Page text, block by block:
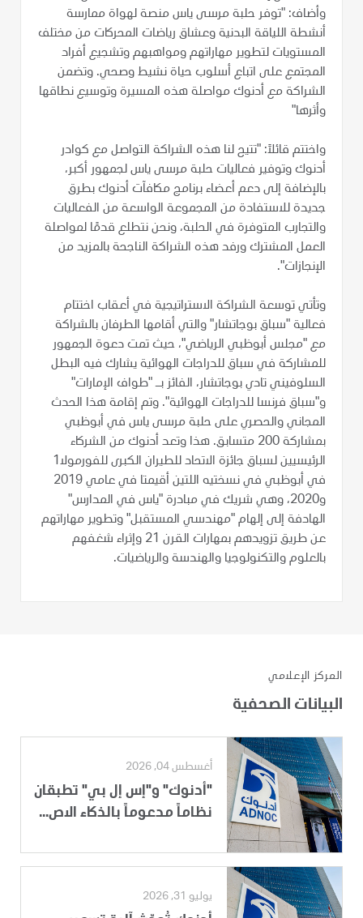
وأضاف: "توفر حلبة مرسى ياس منصة لهواة ممارسة
أنشطة اللياقة البدنية وعشاق رياضات المحركات من مختلف
المستويات لتطوير مهاراتهم ومواهبهم وتشجيع أفراد
المجتمع على اتباع أسلوب حياة نشيط وصحي. وتضمن
الشراكة مع أدنوك مواصلة هذه المسيرة وتوسيع نطاقها
وأثرها"
واختتم قائلاً: "تتيح لنا هذه الشراكة التواصل مع كوادر
أدنوك وتوفير فعاليات حلبة مرسى ياس لجمهور أكبر،
بالإضافة إلى دعم أعضاء برنامج مكافآت أدنوك بطرق
جديدة للاستفادة من المجموعة الواسعة من الفعاليات
والتجارب المتوفرة في الحلبة، ونحن نتطلع قدمًا لمواصلة
العمل المشترك ورفد هذه الشراكة الناجحة بالمزيد من
الإنجازات".
وتأتي توسعة الشراكة الاستراتيجية في أعقاب اختتام
فعالية "سباق بوجاتشار" والتي أقامها الطرفان بالشراكة
مع "مجلس أبوظبي الرياضي"، حيث تمت دعوة الجمهور
للمشاركة في سباق للدراجات الهوائية يشارك فيه البطل
السلوفيني تادي بوجاتشار، الفائز بـ "طواف الإمارات"
و"سباق فرنسا للدراجات الهوائية". وتم إقامة هذا الحدث
المجاني والحصري على حلبة مرسى ياس في أبوظبي
بمشاركة 200 متسابق. هذا وتعد أدنوك من الشركاء
الرئيسيين لسباق جائزة الاتحاد للطيران الكبرى للفورمولا1
في أبوظبي في نسختيه اللتين أقيمتا في عامي 2019
و2020، وهي شريك في مبادرة "ياس في المدارس"
الهادفة إلى إلهام "مهندسي المستقبل" وتطوير مهاراتهم
عن طريق تزويدهم بمهارات القرن 21 وإثراء شغفهم
بالعلوم والتكنولوجيا والهندسة والرياضيات.
المركز الإعلامي
البيانات الصحفية
أغسطس 04, 2026
"أدنوك" و"إس إل بي" تطبقان
نظاماً مدعوماً بالذكاء الاص...
يوليو 31, 2026